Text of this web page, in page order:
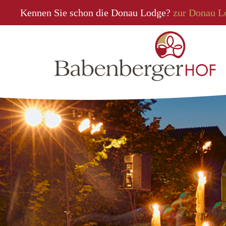
Kennen Sie schon die Donau Lodge? zur Donau